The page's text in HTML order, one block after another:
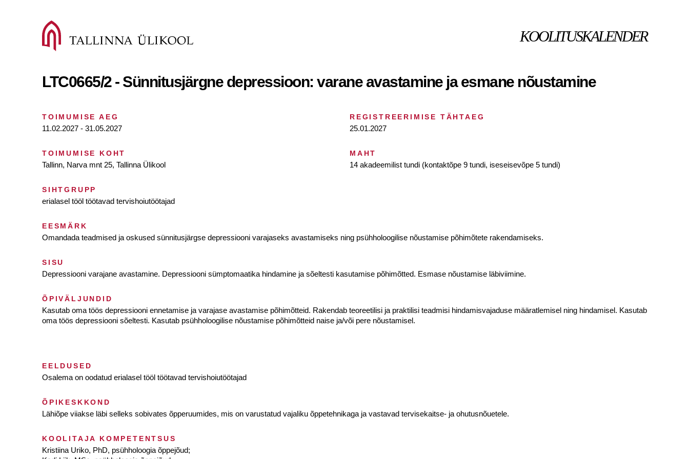
KOOLITUSKALENDER
LTC0665/2 - Sünnitusjärgne depressioon: varane avastamine ja esmane nõustamine
TOIMUMISE AEG
11.02.2027 - 31.05.2027
REGISTREERIMISE TÄHTAEG
25.01.2027
TOIMUMISE KOHT
Tallinn, Narva mnt 25, Tallinna Ülikool
MAHT
14 akadeemilist tundi (kontaktõpe 9 tundi, iseseisevõpe 5 tundi)
SIHTGRUPP
erialasel tööl töötavad tervishoiutöötajad
EESMÄRK
Omandada teadmised ja oskused sünnitusjärgse depressiooni varajaseks avastamiseks ning psühholoogilise nõustamise põhimõtete rakendamiseks.
SISU
Depressiooni varajane avastamine. Depressiooni sümptomaatika hindamine ja sõeltesti kasutamise põhimõtted. Esmase nõustamise läbiviimine.
ÕPIVÄLJUNDID
Kasutab oma töös depressiooni ennetamise ja varajase avastamise põhimõtteid. Rakendab teoreetilisi ja praktilisi teadmisi hindamisvajaduse määratlemisel ning hindamisel. Kasutab
oma töös depressiooni sõeltesti. Kasutab psühholoogilise nõustamise põhimõtteid naise ja/või pere nõustamisel.
EELDUSED
Osalema on oodatud erialasel tööl töötavad tervishoiutöötajad
ÕPIKESKKOND
Lähiõpe viiakse läbi selleks sobivates õpperuumides, mis on varustatud vajaliku õppetehnikaga ja vastavad tervisekaitse- ja ohutusnõuetele.
KOOLITAJA KOMPETENTSUS
Kristiina Uriko, PhD, psühholoogia õppejõud;